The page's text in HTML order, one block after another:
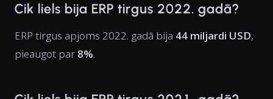
Cik liels bija ERP tirgus 2022. gadā?
ERP tirgus apjoms 2022. gadā bija 44 miljardi USD,
pieaugot par 8%.